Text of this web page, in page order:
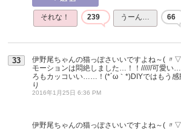
それな！ 239 うーん… 66
33
伊野尾ちゃんの猫っぽさいいですよね～( 〃
モーションは悶絶しました…！！//////可愛い
ろもカッコいい……！(*´ω｀*)DIYではもう感
り
2016年1月25日 6:36 PM
伊野尾ちゃんの猫っぽさいいですよね～( 〃